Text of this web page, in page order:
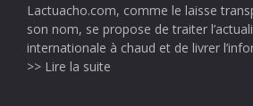
Lactuacho.com, comme le laisse
son nom, se propose de traiter
internationale à chaud et de livrer
>> Lire la suite